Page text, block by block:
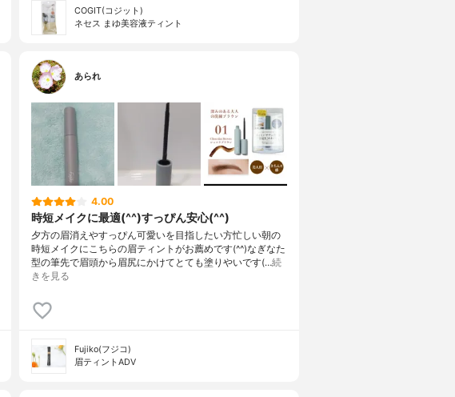
COGIT(コジット)
ネセス まゆ美容液ティント
あられ
4.00
時短メイクに最適(^^)すっぴん安心(^^)
夕方の眉消えやすっぴん可愛いを目指したい方忙しい朝の
時短メイクにこちらの眉ティントがお薦めです(^^)なぎなた
型の筆先で眉頭から眉尻にかけてとても塗りやいです(…続
きを見る
Fujiko(フジコ)
眉ティントADV